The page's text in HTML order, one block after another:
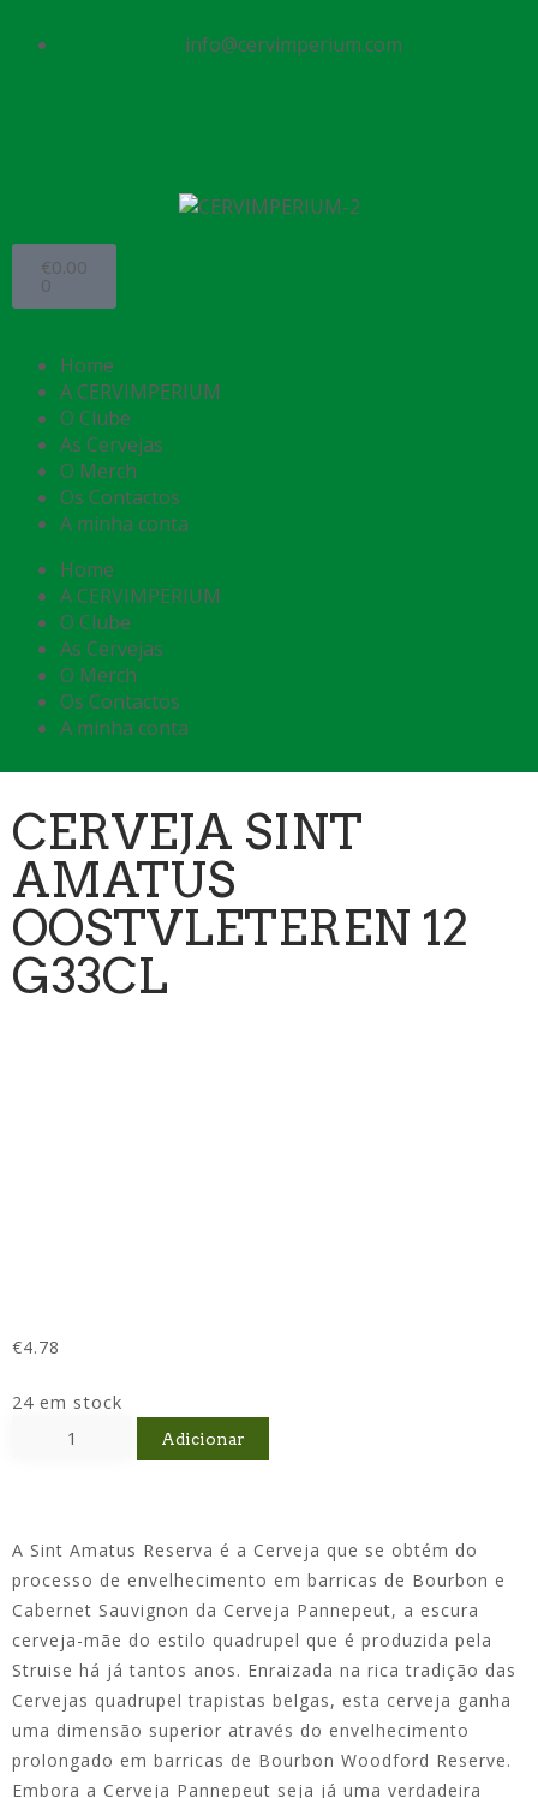
info@cervimperium.com
€0.00
0
Home
A CERVIMPERIUM
O Clube
As Cervejas
O Merch
Os Contactos
A minha conta
Home
A CERVIMPERIUM
O Clube
As Cervejas
O Merch
Os Contactos
A minha conta
CERVEJA SINT
AMATUS
OOSTVLETEREN 12
G33CL
€4.78
24 em stock
Adicionar
A Sint Amatus Reserva é a Cerveja que se obtém do
processo de envelhecimento em barricas de Bourbon e
Cabernet Sauvignon da Cerveja Pannepeut, a escura
cerveja-mãe do estilo quadrupel que é produzida pela
Struise há já tantos anos. Enraizada na rica tradição das
Cervejas quadrupel trapistas belgas, esta cerveja ganha
uma dimensão superior através do envelhecimento
prolongado em barricas de Bourbon Woodford Reserve.
Embora a Cerveja Pannepeut seja já uma verdadeira